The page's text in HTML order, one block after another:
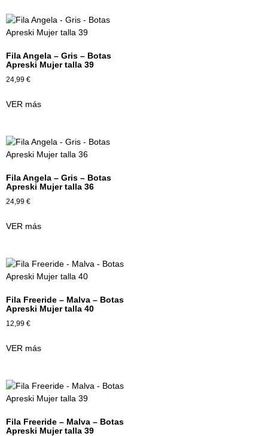
Fila Angela – Gris – Botas
Apreski Mujer talla 39
24,99 €
VER más
Fila Angela – Gris – Botas
Apreski Mujer talla 36
24,99 €
VER más
Fila Freeride – Malva – Botas
Apreski Mujer talla 40
12,99 €
VER más
Fila Freeride – Malva – Botas
Apreski Mujer talla 39